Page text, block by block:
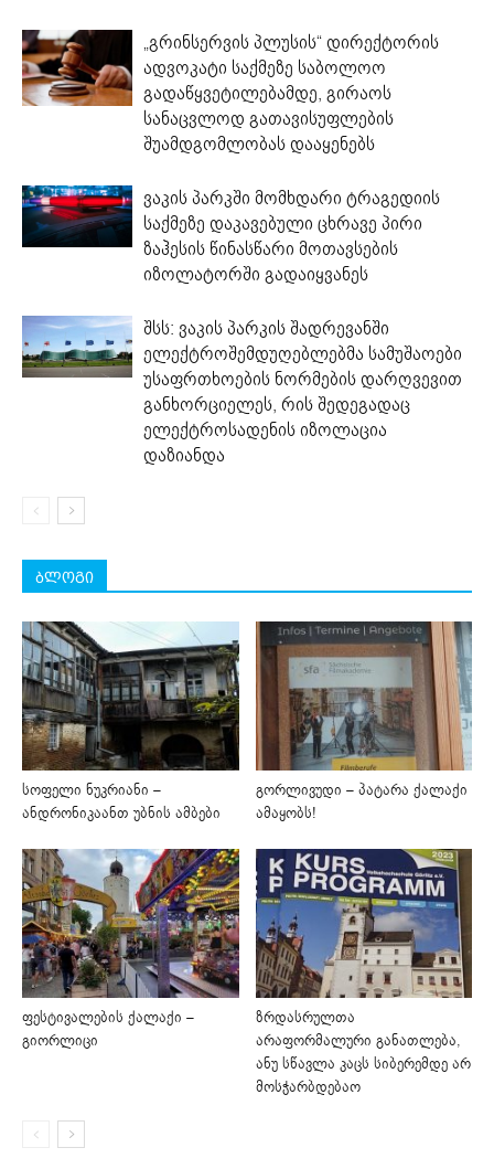
„გრინსერვის პლუსის“ დირექტორის
ადვოკატი საქმეზე საბოლოო
გადაწყვეტილებამდე, გირაოს
სანაცვლოდ გათავისუფლების
შუამდგომლობას დააყენებს
ვაკის პარკში მომხდარი ტრაგედიის
საქმეზე დაკავებული ცხრავე პირი
ზაჰესის წინასწარი მოთავსების
იზოლატორში გადაიყვანეს
შსს: ვაკის პარკის შადრევანში
ელექტროშემდუღებლებმა სამუშაოები
უსაფრთხოების ნორმების დარღვევით
განხორციელეს, რის შედეგადაც
ელექტროსადენის იზოლაცია
დაზიანდა
ბლოგი
სოფელი ნუკრიანი –
ანდრონიკაანთ უბნის ამბები
გორლივუდი – პატარა ქალაქი
ამაყობს!
ფესტივალების ქალაქი –
გიორლიცი
ზრდასრულთა
არაფორმალური განათლება,
ანუ სწავლა კაცს სიბერემდე არ
მოსჭარბდებაო